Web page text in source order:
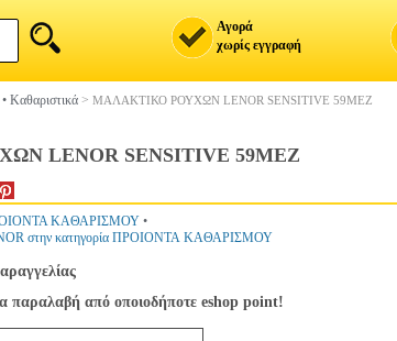
Αγορά
χωρίς εγγραφή
Καθαριστικά > ΜΑΛΑΚΤΙΚΟ ΡΟΥΧΩΝ LENOR SENSITIVE 59MEZ
LENOR SENSITIVE 59MEZ
ΚΑΘΑΡΙΣΜΟΥ •
στην κατηγορία ΠΡΟΙΟΝΤΑ ΚΑΘΑΡΙΣΜΟΥ
παραλαβή από οποιοδήποτε eshop point!